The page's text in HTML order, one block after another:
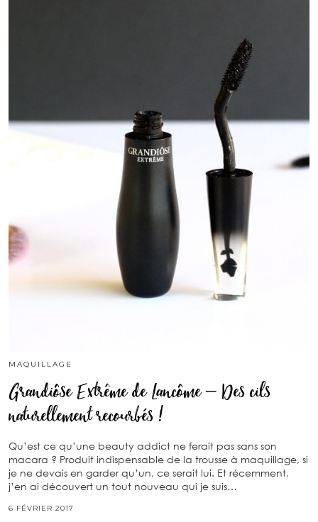
MAQUILLAGE
Grandiôse Extrême de Lancôme – Des cils
naturellement recourbés !
Qu’est ce qu’une beauty addict ne ferait pas sans son
macara ? Produit indispensable de la trousse à maquillage, si
je ne devais en garder qu’un, ce serait lui. Et récemment,
j’en ai découvert un tout nouveau qui je suis…
6 FÉVRIER 2017